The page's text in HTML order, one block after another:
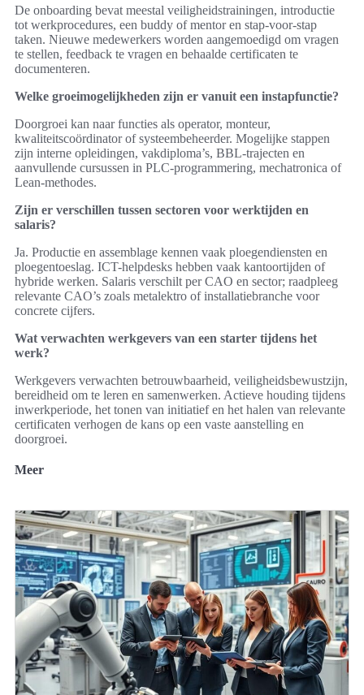
De onboarding bevat meestal veiligheidstrainingen, introductie
tot werkprocedures, een buddy of mentor en stap-voor-stap
taken. Nieuwe medewerkers worden aangemoedigd om vragen
te stellen, feedback te vragen en behaalde certificaten te
documenteren.
Welke groeimogelijkheden zijn er vanuit een instapfunctie?
Doorgroei kan naar functies als operator, monteur,
kwaliteitscoördinator of systeembeheerder. Mogelijke stappen
zijn interne opleidingen, vakdiploma’s, BBL-trajecten en
aanvullende cursussen in PLC-programmering, mechatronica of
Lean-methodes.
Zijn er verschillen tussen sectoren voor werktijden en
salaris?
Ja. Productie en assemblage kennen vaak ploegendiensten en
ploegentoeslag. ICT-helpdesks hebben vaak kantoortijden of
hybride werken. Salaris verschilt per CAO en sector; raadpleeg
relevante CAO’s zoals metalektro of installatiebranche voor
concrete cijfers.
Wat verwachten werkgevers van een starter tijdens het
werk?
Werkgevers verwachten betrouwbaarheid, veiligheidsbewustzijn,
bereidheid om te leren en samenwerken. Actieve houding tijdens
inwerkperiode, het tonen van initiatief en het halen van relevante
certificaten verhogen de kans op een vaste aanstelling en
doorgroei.
Meer